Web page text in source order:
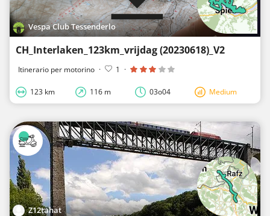
Vespa Club Tessenderlo
CH_Interlaken_123km_vrijdag (20230618)_V2
Itinerario per motorino · 1 ·
123 km 116 m 03o04 Medium
Z12tahat